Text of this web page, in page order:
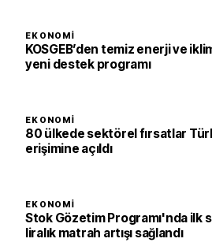
EKONOMI
KOSGEB’den temiz enerji ve
yeni destek programı
EKONOMI
80 ülkede sektörel fırsatlar
erişimine açıldı
EKONOMI
Stok Gözetim Programı'nda ilk
liralık matrah artışı sağlandı